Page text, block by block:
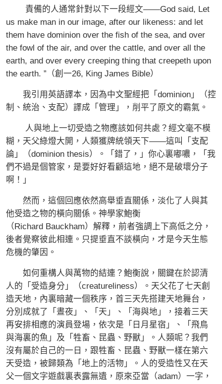
責備的人通常針對以下一段經文——God said, Let
us make man in our image, after our likeness: and let
them have dominion over the fish of the sea, and over
the fowl of the air, and over the cattle, and over all the
earth, and over every creeping thing that creepeth upon
the earth. ”（創一26, King James Bible）
我引用英語譯本，因為中文聖經把「dominion」（控
制、統治、支配）譯成「管理」，削平了原文的霸氣。
人與地上一切受造之物應該如何共處？經文毫不模
糊，天父綠燈大開，人類獲牌統領天下——這叫「支配
論」（dominion thesis）。「錯了，」你心裏嘟噥，「我
們不過是個管家，是要好好看顧這地，絕不是破壞分子
啊！」
然而，這個回應依然高舉垂直關係，淡化了人與其
他受造之物的橫向關係。神學家鮑衡
（Richard Bauckham）解釋，前者強調上下高低之分，
後者覺察彼此相連。只提垂直不談橫向，才是今天生態
危機的肇因。
如何重構人與萬物的結連？鮑衡說，關鍵在於認清
人的「受造身分」（creatureliness）。天父花了七天創
造天地，內裏暗藏一個秩序，首三天先搭建天地舞台，
分別成就了「晝夜」、「天」、「海與地」，接着三天
再安排相應的演員登場，依次是「日月星宿」、「飛鳥
與海裏的魚」及「牲畜、昆蟲、野獸」。人類呢？我們
沒有屬於自己的一日，跟牲畜、昆蟲、野獸一樣在第六
天受造，被歸類為「地上的活物」。人的受造性又在天
父一個文字遊戲裏表露無遺，原來亞當（adam）一字，